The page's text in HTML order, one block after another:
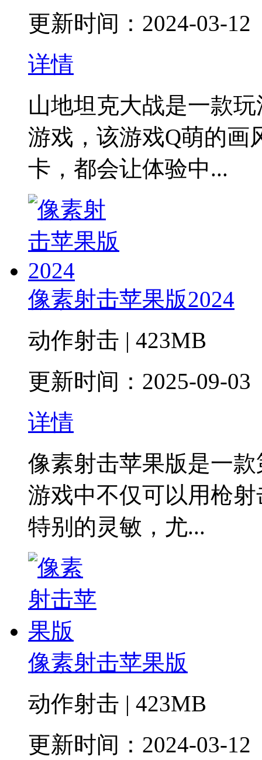
更新时间：2024-03-12
详情
山地坦克大战是一款
游戏，该游戏Q萌的画
卡，都会让体验中...
像素射击苹果版2024
动作射击 | 423MB
更新时间：2025-09-03
详情
像素射击苹果版是一
游戏中不仅可以用枪
特别的灵敏，尤...
像素射击苹果版
动作射击 | 423MB
更新时间：2024-03-12